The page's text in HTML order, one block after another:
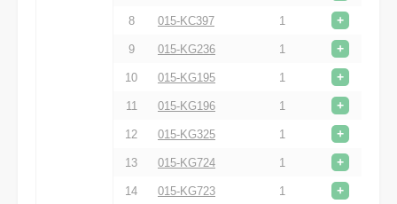
8 015-KC397 1 +
9 015-KG236 1 +
10 015-KG195 1 +
11 015-KG196 1 +
12 015-KG325 1 +
13 015-KG724 1 +
14 015-KG723 1 +